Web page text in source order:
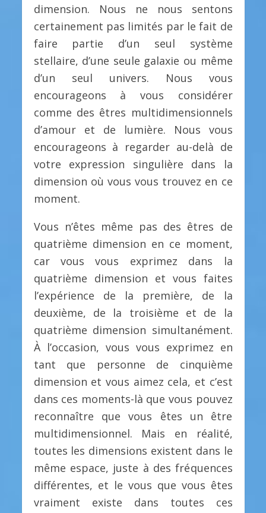
dimension. Nous ne nous sentons
certainement pas limités par le fait de
faire partie d’un seul système
stellaire, d’une seule galaxie ou même
d’un seul univers. Nous vous
encourageons à vous considérer
comme des êtres multidimensionnels
d’amour et de lumière. Nous vous
encourageons à regarder au-delà de
votre expression singulière dans la
dimension où vous vous trouvez en ce
moment.
Vous n’êtes même pas des êtres de
quatrième dimension en ce moment,
car vous vous exprimez dans la
quatrième dimension et vous faites
l’expérience de la première, de la
deuxième, de la troisième et de la
quatrième dimension simultanément.
À l’occasion, vous vous exprimez en
tant que personne de cinquième
dimension et vous aimez cela, et c’est
dans ces moments-là que vous pouvez
reconnaître que vous êtes un être
multidimensionnel. Mais en réalité,
toutes les dimensions existent dans le
même espace, juste à des fréquences
différentes, et le vous que vous êtes
vraiment existe dans toutes ces